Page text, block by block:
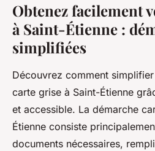
Obtenez facilement
à Saint-Étienne :
simplifiées
Découvrez comment
carte grise à Saint-Étienne
et accessible. La démarche
Étienne consiste
documents nécessaires,